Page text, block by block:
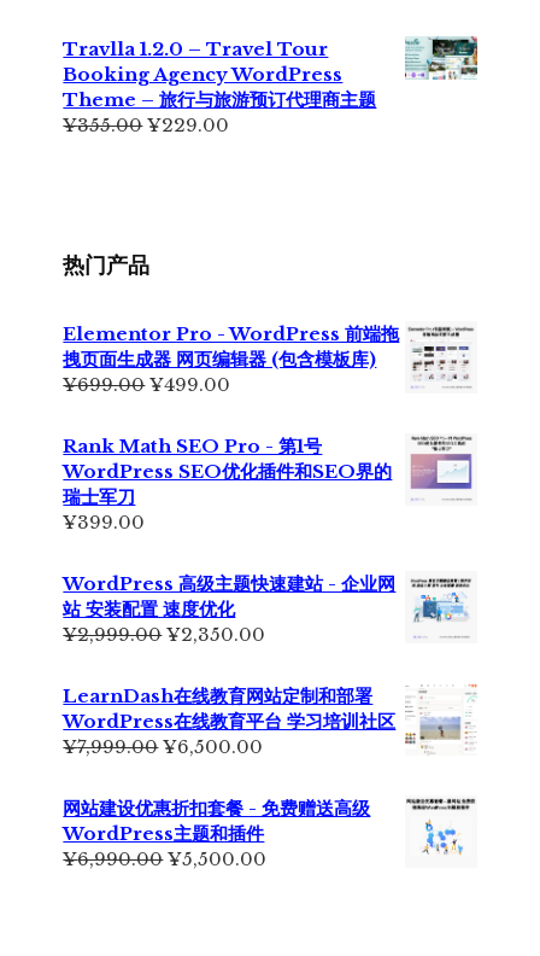
¥699.00。
格
为：
¥399.00。
Travlla 1.2.0 – Travel Tour
Booking Agency WordPress
Theme – 旅行与旅游预订代理商主题
¥355.00原
¥229.00
热门产品
Elementor Pro - WordPress 前端拖
拽页面生成器 网页编辑器 (包含模板库)
¥699.00原
为：
¥699.00。
¥499.00
格
为：
Rank Math SEO Pro - 第1号
WordPress SEO优化插件和SEO界的
瑞士军刀
¥399.00
WordPress 高级主题快速建站 - 企业网
站 安装配置 速度优化
¥2,999.00原
为：
¥2,999.00。
¥2,350.00
价
格
为：
LearnDash在线教育网站定制和部署
WordPress在线教育平台 学习培训社区
¥7,999.00原
为：
¥7,999.00。
¥6,500.00
价
格
为：
¥6,500.00。
网站建设优惠折扣套餐 - 免费赠送高级
WordPress主题和插件
¥6,990.00原
¥5,500.00